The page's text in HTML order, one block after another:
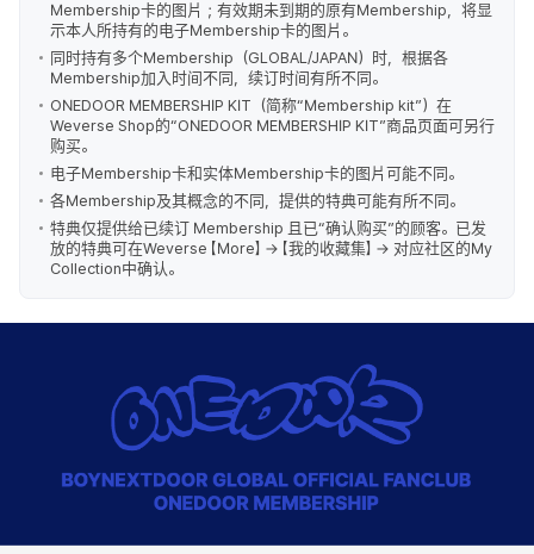
Membership卡的图片；有效期未到期的原有Membership，将显
示本人所持有的电子Membership卡的图片。
同时持有多个Membership（GLOBAL/JAPAN）时，根据各
Membership加入时间不同，续订时间有所不同。
ONEDOOR MEMBERSHIP KIT（简称“Membership kit”）在
Weverse Shop的“ONEDOOR MEMBERSHIP KIT”商品页面可另行
购买。
电子Membership卡和实体Membership卡的图片可能不同。
各Membership及其概念的不同，提供的特典可能有所不同。
特典仅提供给已续订 Membership 且已“确认购买”的顾客。已发
放的特典可在Weverse 【More】 → 【我的收藏集】 → 对应社区的My
Collection中确认。